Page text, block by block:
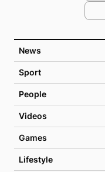
News
Sport
People
Videos
Games
Lifestyle